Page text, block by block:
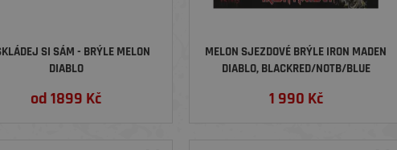
SI SÁM - BRÝLE MELON
DIABLO
od1899 Kč
MELON SJEZDOVÉ BRÝLE IRON MADEN
DIABLO, BLACKRED/NOTB/BLUE
1 990 Kč